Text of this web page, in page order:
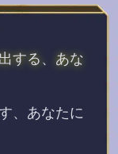
する、あな
、あなたに